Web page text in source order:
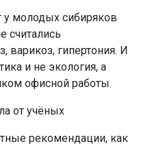
молодых сибиряков
считались
варикоз, гипертония. И
и не экология, а
офисной работы.
от учёных
рекомендации, как